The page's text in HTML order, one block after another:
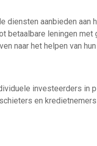
aanbieden aan
betaalbare leningen met
naar het helpen van
investeerders in
en